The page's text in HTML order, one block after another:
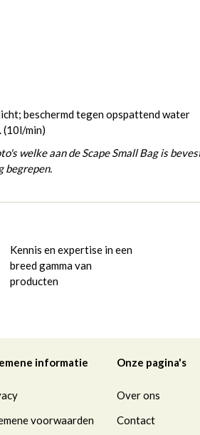
beschermd tegen opspattend water
(10l/min)
welke aan de Scape Small Bag is
begrepen.
Kennis en expertise in een
breed gamma van
producten
informatie
voorwaarden
Onze pagina's
Over ons
Contact